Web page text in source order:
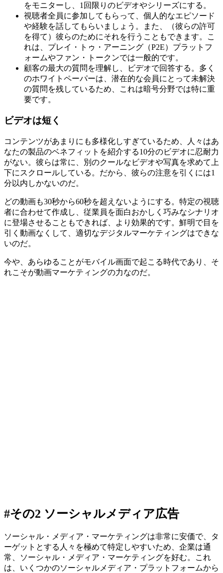
をモニターし、1回限りのビデオやシリーズにする。
視聴者全員に参加してもらって、個人的なエピソード
や経験を話してもらいましょう。また、（彼らの許可
を得て）彼らのためにそれを行うこともできます。こ
れは、プレイ・トゥ・アーニング（P2E）プラットフ
ォームやファン・トークンでは一般的です。
顧客の最大の質問を理解し、ビデオで回答する。多く
のホワイトペーパーは、潜在的な会員にとって未解決
の質問を残しているため、これは暗号分野では特に重
要です。
ビデオは短く
コンテンツがあまりにも多様化しすぎているため、人々はあ
なたの製品のベネフィットを紹介する10分のビデオに忍耐力
がない。彼らは常に、別のクールなビデオや写真を求めて上
下にスクロールしている。だから、彼らの注意を引くには1
分以内しかないのだ。
どの動画も30秒から60秒を超えないようにする。特定の視聴
者に合わせて作成し、従業員を面白おかしく巧みなシナリオ
に登場させることもできれば、より効果的です。鮮明で目を
引く動画なくして、適切なデジタルマーケティングはできな
いのだ。
今や、あらゆることがモバイル画面で起こる時代であり、そ
れこそが動画マーケティングの力なのだ。
#その2 ソーシャルメディア広告
ソーシャル・メディア・マーケティングは非常に安価で、タ
ーゲットとする人々を極めて特定しやすいため、企業は通
常、ソーシャル・メディア・マーケティングを好む。これ
は、いくつかのソーシャルメディア・プラットフォームから